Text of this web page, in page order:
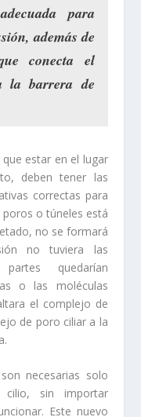
para
, además de
conecta el
la barrera de
estar en el lugar
deben tener las
correctas para
poros o túneles está
no se formará
no tuviera las
quedarían
o las moléculas
el complejo de
de poro ciliar a la
necesarias solo
sin importar
Este nuevo